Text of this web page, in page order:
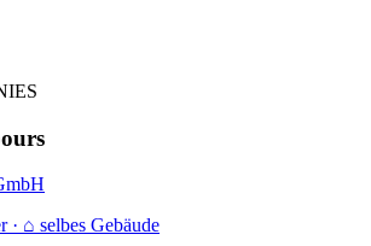
· ⌂ selbes Gebäude